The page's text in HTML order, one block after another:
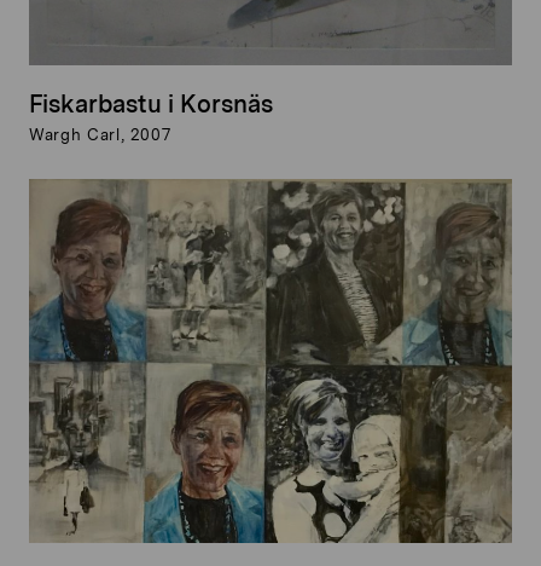
Fiskarbastu i Korsnäs
Wargh Carl, 2007